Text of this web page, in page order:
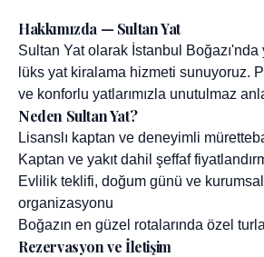
Hakkımızda — Sultan Yat
Sultan Yat olarak İstanbul Boğazı'nda
lüks yat kiralama hizmeti sunuyoruz.
ve konforlu yatlarımızla unutulmaz
Neden Sultan Yat?
Lisanslı kaptan ve deneyimli
Kaptan ve yakıt dahil şeffaf
Evlilik teklifi, doğum günü ve
organizasyonu
Boğazın en güzel rotalarında özel
Rezervasyon ve İletişim